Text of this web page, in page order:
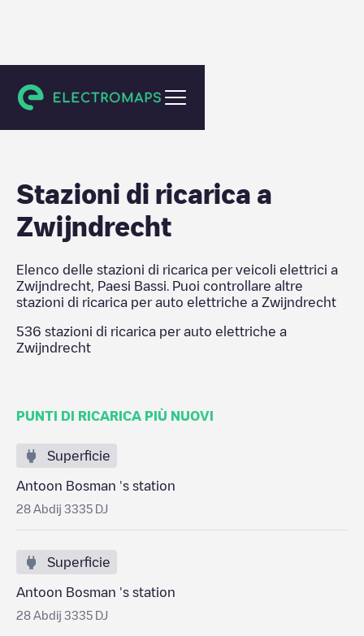
Zwijndrecht
Stazioni di ricarica a
Zwijndrecht
Elenco delle stazioni di ricarica per veicoli elettrici a
Zwijndrecht
Paesi Bassi . Puoi controllare altre
stazioni di ricarica per auto elettriche a Zwijndrecht
536 stazioni di ricarica per auto elettriche a
Zwijndrecht
PUNTI DI RICARICA PIÙ NUOVI
Superficie
Antoon Bosman 's station
28 Abdij 3335 DJ
Superficie
Antoon Bosman 's station
28 Abdij 3335 DJ